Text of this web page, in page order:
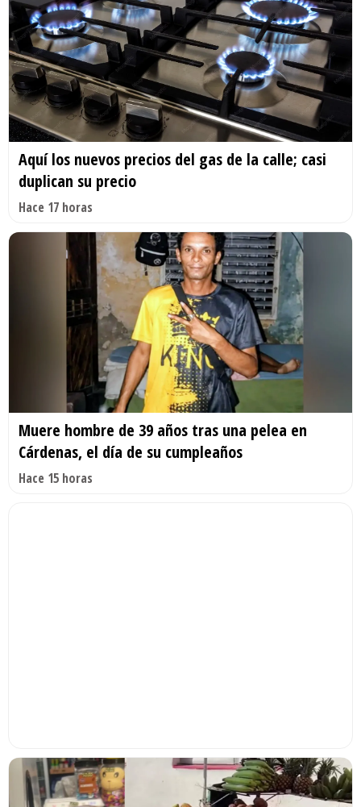
Aquí los nuevos precios del gas de la calle; casi
duplican su precio
Hace 17 horas
Muere hombre de 39 años tras una pelea en
Cárdenas, el día de su cumpleaños
Hace 15 horas